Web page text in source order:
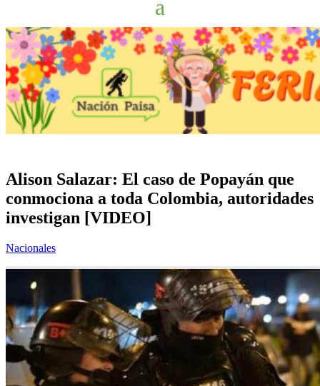
Alison Salazar: El caso de Popayán que
conmociona a toda Colombia, autoridades
investigan [VIDEO]
Nacionales